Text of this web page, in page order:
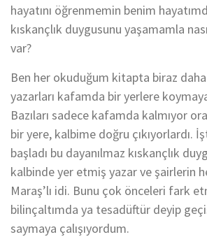
hayatını öğrenmemin benim
kıskançlık duygusunu yaşamamla
var?
Ben her okuduğum kitapta biraz
yazarları kafamda bir yerlere
Bazıları sadece kafamda kalmıyor
bir yere, kalbime doğru çıkıyorlardı.
başladı bu dayanılmaz kıskançlık
kalbinde yer etmiş yazar ve şairlerin
Maraş’lı idi. Bunu çok önceleri fark
bilinçaltımda ya tesadüftür deyip
saymaya çalışıyordum.